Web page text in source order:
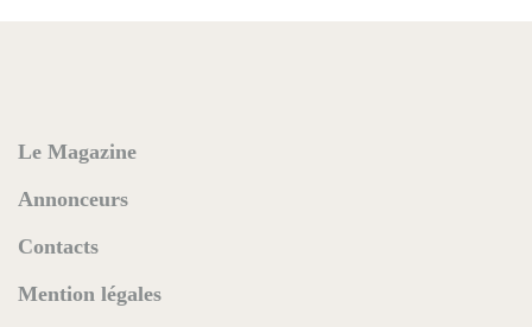
Le Magazine
Annonceurs
Contacts
Mention légales